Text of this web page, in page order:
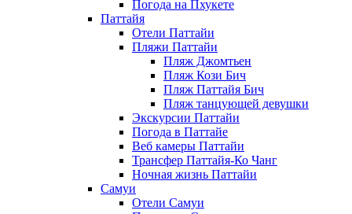
Погода на Пхукете
Паттайя
Отели Паттайи
Пляжи Паттайи
Пляж Джомтьен
Пляж Кози Бич
Пляж Паттайя Бич
Пляж танцующей девушки
Экскурсии Паттайи
Погода в Паттайе
Веб камеры Паттайи
Трансфер Паттайя-Ко Чанг
Ночная жизнь Паттайи
Самуи
Отели Самуи